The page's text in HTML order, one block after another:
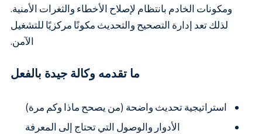
ومكونات الخادم بانتظام لإصلاح الأخطاء والثغرات الأمنية.
لذلك تعد إدارة التصحيح والتحديث مكونًا مركزيًا للتشغيل
الآمن.
ما تقدمه وكالة جيدة بالفعل
استراتيجية تحديث واضحة (من يصحح ماذا وكم مرة)
الأدوار والوصول التي تحتاج إلى المعرفة